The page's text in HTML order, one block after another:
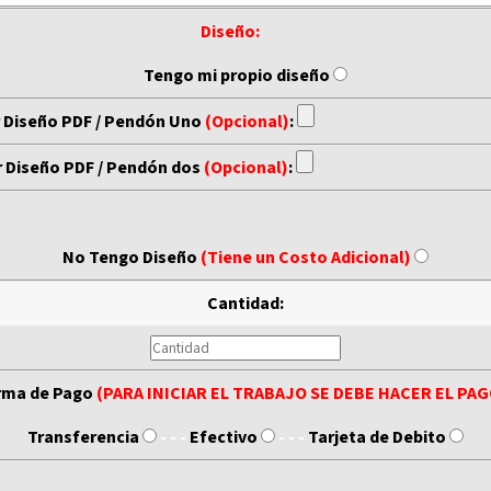
Diseño:
Tengo mi propio diseño
PDF / Pendón Uno (Opcional):
PDF / Pendón dos (Opcional):
No Tengo Diseño (Tiene un Costo Adicional)
Cantidad:
de Pago (PARA INICIAR EL TRABAJO SE DEBE HACER EL
Transferencia
- - - Efectivo - - - Tarjeta de Debito